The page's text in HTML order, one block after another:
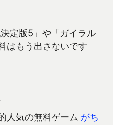
定版5」や「ガイラル
はもう出さないです
人気の無料ゲーム がち